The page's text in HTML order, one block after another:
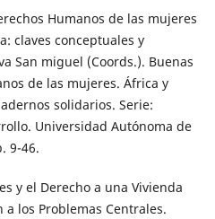
Humanos de las mujeres
claves conceptuales y
San miguel (Coords.). Buenas
de las mujeres. África y
solidarios. Serie:
Universidad Autónoma de
9-46.
y el Derecho a una Vivienda
los Problemas Centrales.